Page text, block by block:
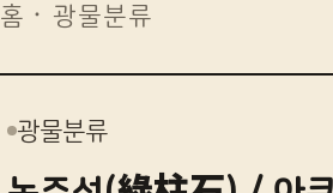
홈 · 광물분류
광물분류